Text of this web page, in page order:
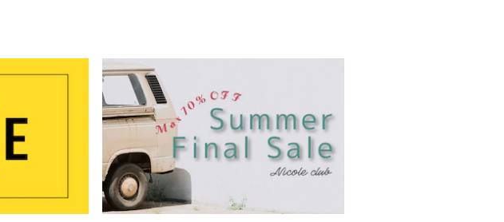
も使えるリュックやバックなど数々の人気商品を展開し
ているブランドです。
正規取り扱い店舗
……………………
内容量：2.5L
重量：125ｇ
サイズ：H15×W24×D13.5cm